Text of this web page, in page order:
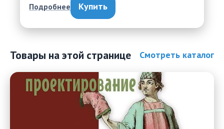
Подробнее Купить
Товары на этой странице Смотреть каталог